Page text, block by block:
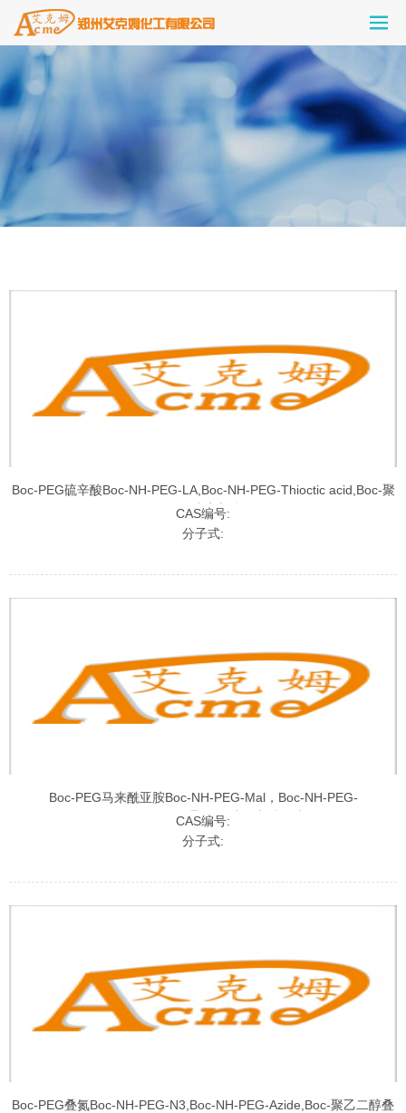
Boc-PEG硫辛酸Boc-NH-PEG-LA,Boc-NH-PEG-Thioctic acid,Boc-聚
乙二醇硫辛酸
CAS编号:
分子式:
Boc-PEG马来酰亚胺Boc-NH-PEG-Mal，Boc-NH-PEG-
Maleimide,Boc-聚乙二醇马来酰亚胺
CAS编号:
分子式:
Boc-PEG叠氮Boc-NH-PEG-N3,Boc-NH-PEG-Azide,Boc-聚乙二醇叠